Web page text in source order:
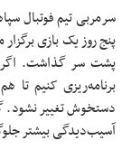
سرمربی تیم فوتبال
پنج روز یک بازی
پشت سر گذاشت. اگر
برنامه‌ریزی کنیم تا
دستخوش تغییر نشود.
آسیب‌دیدگی بیشتر